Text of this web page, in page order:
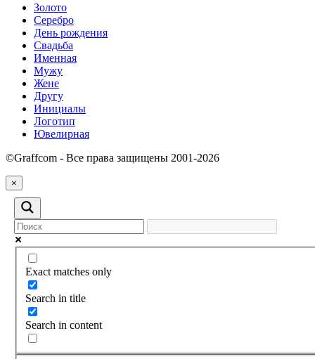
Золото
Серебро
День рождения
Свадьба
Именная
Мужу
Жене
Другу
Инициалы
Логотип
Ювелирная
©Graffcom - Все права защищены 2001-2026
×
Exact matches only
Search in title
Search in content